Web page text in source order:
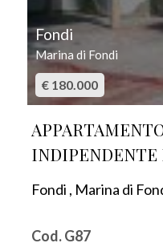
Fondi
Marina di Fondi
€ 180.000
INDIPENDENTE
Fondi , Marina di
Cod. G87